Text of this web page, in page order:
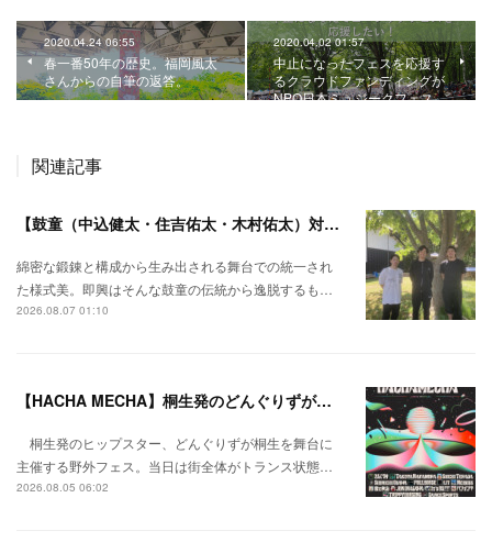
2020.04.24 06:55
春一番50年の歴史。福岡風太
さんからの自筆の返答。
2020.04.02 01:57
中止になったフェスを応援す
るクラウドファンディングが
NPO日本ミュジークフェス…
関連記事
【鼓童（中込健太・住吉佑太・木村佑太）対談】即興で得られる新たな感覚。
綿密な鍛錬と構成から生み出される舞台での統一され
た様式美。即興はそんな鼓童の伝統から逸脱するも…
2026.08.07 01:10
【HACHA MECHA】桐生発のどんぐりずが桐生をハチャメチャに彩る。
桐生発のヒップスター、どんぐりずが桐生を舞台に
主催する野外フェス。当日は街全体がトランス状態…
2026.08.05 06:02